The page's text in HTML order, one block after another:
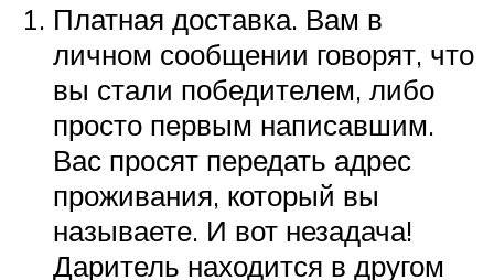
Платная доставка. Вам в
личном сообщении говорят, что
вы стали победителем, либо
просто первым написавшим.
Вас просят передать адрес
проживания, который вы
называете. И вот незадача!
Даритель находится в другом